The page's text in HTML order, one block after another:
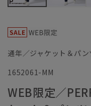
通年／ジャケット＆パ
1652061-MM
WEB限定／